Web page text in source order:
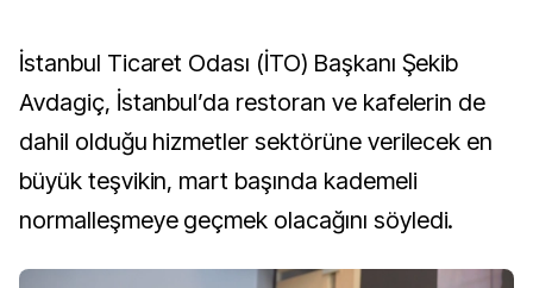
İstanbul Ticaret Odası (İTO) Başkanı Şekib
Avdagiç, İstanbul’da restoran ve kafelerin de
dahil olduğu hizmetler sektörüne verilecek en
büyük teşvikin, mart başında kademeli
normalleşmeye geçmek olacağını söyledi.